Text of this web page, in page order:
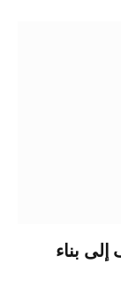
بناء